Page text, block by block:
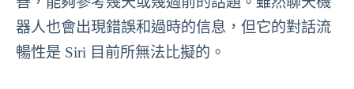
器人也會出現錯誤和過時的信息，但它的對話流
暢性是 Siri 目前所無法比擬的。